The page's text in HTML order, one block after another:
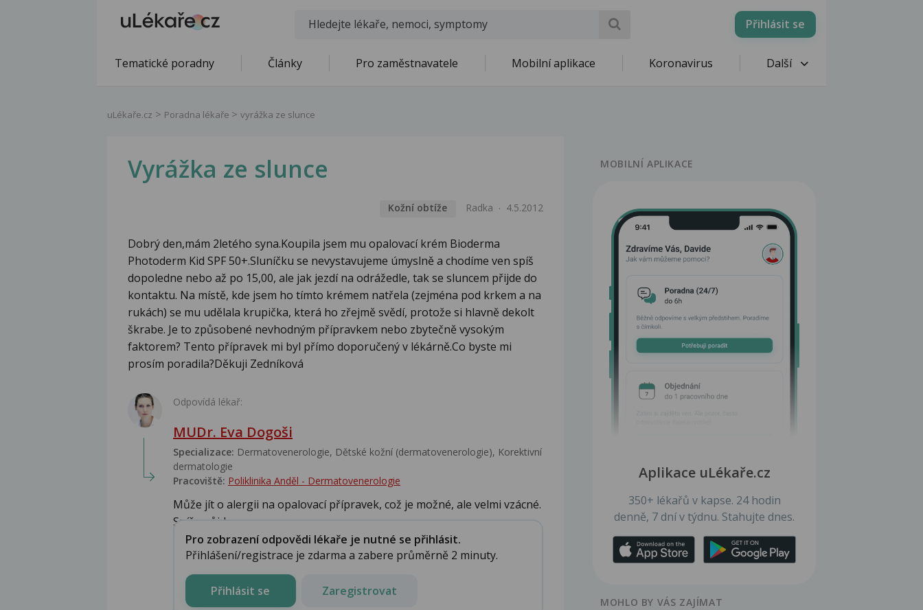
Přihlásit se
Tematické poradny Články Pro zaměstnavatele Mobilní aplikace Koronavirus Další
uLékaře.cz Poradna lékaře vyrážka ze slunce
Vyrážka ze slunce
Kožní obtíže Radka 4.5.2012
Dobrý den,mám 2letého syna.Koupila jsem mu opalovací krém Bioderma
Photoderm Kid SPF 50+.Sluníčku se nevystavujeme úmyslně a chodíme ven spíš
dopoledne nebo až po 15,00, ale jak jezdí na odrážedle, tak se sluncem přijde do
kontaktu. Na místě, kde jsem ho tímto krémem natřela (zejména pod krkem a na
rukách) se mu udělala krupička, která ho zřejmě svědí, protože si hlavně dekolt
škrabe. Je to způsobené nevhodným přípravkem nebo zbytečně vysokým
faktorem? Tento přípravek mi byl přímo doporučený v lékárně.Co byste mi
prosím poradila?Děkuji Zedníková
Odpovídá lékař:
MUDr. Eva Dogoši
Specializace: Dermatovenerologie, Dětské kožní (dermatovenerologie), Korektivní
dermatologie
Pracoviště: Poliklinika Anděl - Dermatovenerologie
Může jít o alergii na opalovací přípravek, což je možné, ale velmi vzácné.
Spíše půjde...
Pro zobrazení odpovědi lékaře je nutné se přihlásit.
Přihlášení/registrace je zdarma a zabere průměrně 2 minuty.
Přihlásit se Zaregistrovat
MOBILNÍ APLIKACE
Aplikace uLékaře.cz
350+ lékařů v kapse. 24 hodin
denně, 7 dní v týdnu. Stahujte dnes.
MOHLO BY VÁS ZAJÍMAT